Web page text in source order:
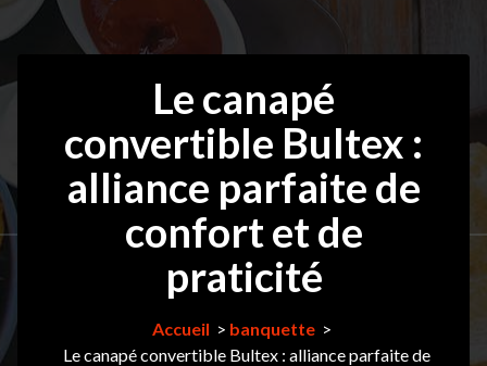
Le canapé
convertible Bultex :
alliance parfaite de
confort et de
praticité
Accueil > banquette >
Le canapé convertible Bultex : alliance parfaite de